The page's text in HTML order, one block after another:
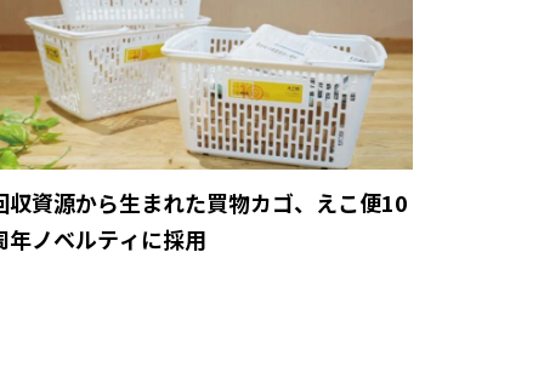
収資源から生まれた買物カゴ、えこ便10
年ノベルティに採用